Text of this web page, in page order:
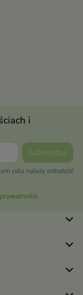
i
celu należy odnaleźć
.
keyboard_arrow_down
keyboard_arrow_down
keyboard_arrow_down